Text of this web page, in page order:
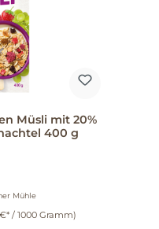
Müsli mit 20%
400 g
Mühle
€* / 1000 Gramm)